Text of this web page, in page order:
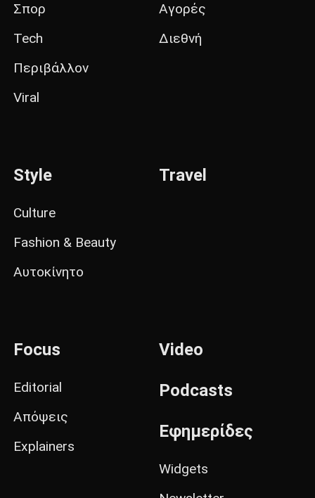
Σπορ
Tech
Περιβάλλον
Viral
Αγορές
Διεθνή
Style
Culture
Fashion & Beauty
Αυτοκίνητο
Travel
Focus
Editorial
Απόψεις
Explainers
Video
Podcasts
Εφημερίδες
Widgets